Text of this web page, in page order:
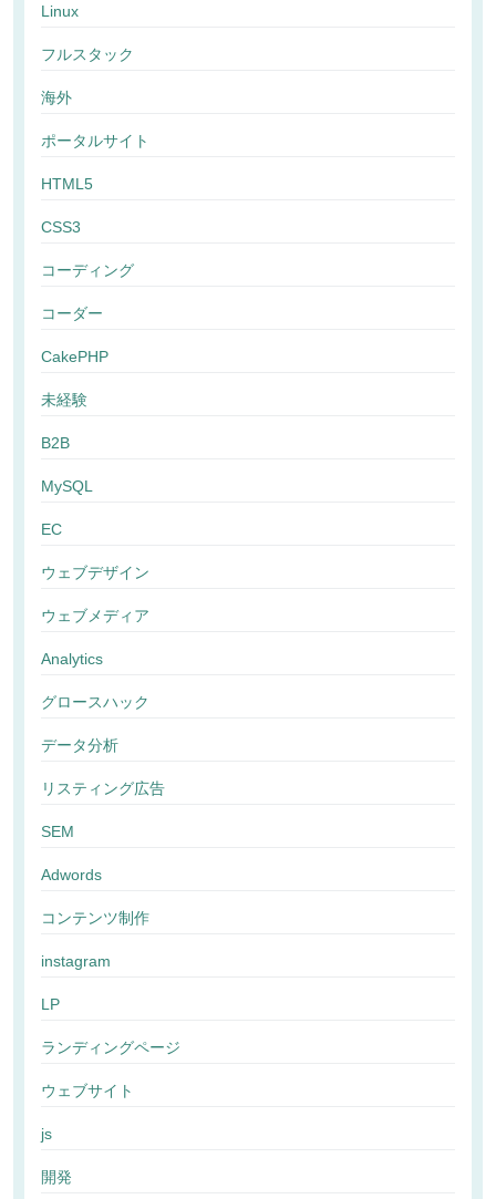
Linux
フルスタック
海外
ポータルサイト
HTML5
CSS3
コーディング
コーダー
CakePHP
未経験
B2B
MySQL
EC
ウェブデザイン
ウェブメディア
Analytics
グロースハック
データ分析
リスティング広告
SEM
Adwords
コンテンツ制作
instagram
LP
ランディングページ
ウェブサイト
js
開発